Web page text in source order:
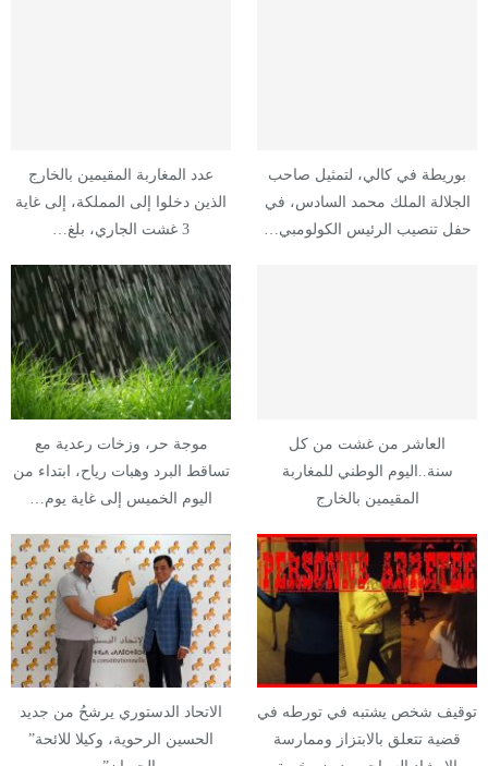
بوريطة في كالي، لتمثيل صاحب
الجلالة الملك محمد السادس، في
حفل تنصيب الرئيس الكولومبي…
عدد المغاربة المقيمين بالخارج
الذين دخلوا إلى المملكة، إلى غاية
3 غشت الجاري، بلغ…
العاشر من غشت من كل
سنة..اليوم الوطني للمغاربة
المقيمين بالخارج
موجة حر، وزخات رعدية مع
تساقط البرد وهبات رياح، ابتداء من
اليوم الخميس إلى غاية يوم…
توقيف شخص يشتبه في تورطه في
قضية تتعلق بالابتزاز وممارسة
الاتحاد الدستوري يرشحُ من جديد
الحسين الرحوية، وكيلا للائحة”